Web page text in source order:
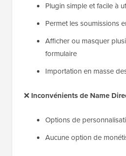
Plugin simple et facile à
Permet les soumissions
Afficher ou masquer
formulaire
Importation en masse
❌ Inconvénients de Name
Options de
Aucune option de